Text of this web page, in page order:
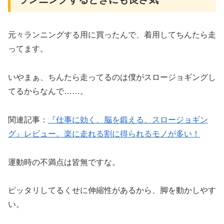
元々ランニングする用に買ったんで、着用してちんたら走
ってます。
いやまぁ、ちんたら走ってるのは僕がスロージョギングし
てるからなんで……。
関連記事：
『仕事に効く、脳を鍛える、スロージョギン
グ』レビュー。楽に走れる割に得られるモノが多い！
運動時の不満点は皆無ですな。
ピッタリしてるくせに伸縮性があるから、脚を動かしやす
い。